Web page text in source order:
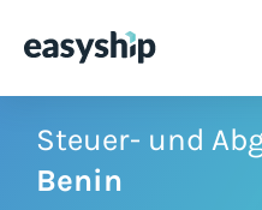
Solutions
Steuer- und
Benin